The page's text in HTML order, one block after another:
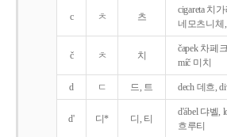
c ㅊ 츠
cigareta 치
네모츠니체,
č ㅊ 치
čapek 차페
míč 미치
d ㄷ 드, 트 dech 데흐,
d' 디* 디, 티
d'ábel 댜벨,
흐루티